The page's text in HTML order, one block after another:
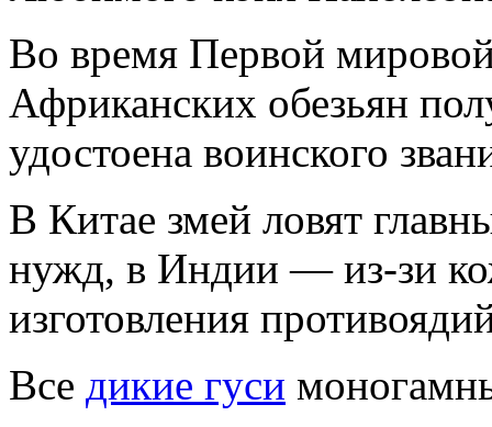
Во время Первой
Африканских обезьян
удостоена воинского
В Китае змей ловят
нужд, в Индии — из-зи
изготовления
Все дикие гуси